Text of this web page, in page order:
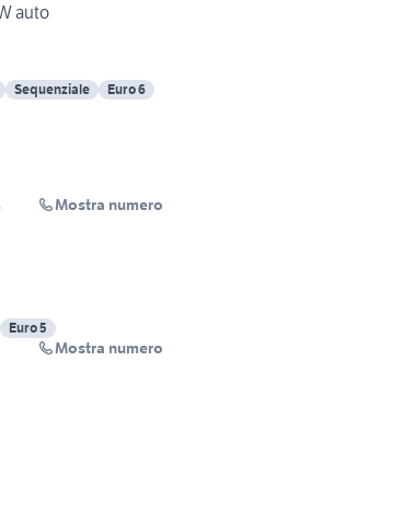
auto
Sequenziale Euro 6
Mostra numero
Euro 5
Mostra numero